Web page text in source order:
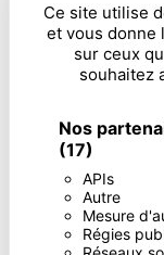
Ce site utilise
et vous donne
sur ceux
souhaitez
Nos
(17)
APIs
Autre
Mesure
Régies
** Les données
de vous contacter
Elles sont destinées
répondre à votre
communiquées aux
droits d’accès, de
limitation,
moment et du droit
de contrôle, ainsi